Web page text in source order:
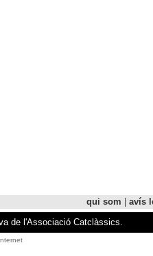
qui som
avís
de l'Associació Catclàssics.